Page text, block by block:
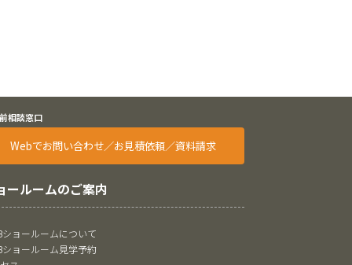
相談窓口
Webでお問い合わせ／お見積依頼／資料請求
ールームのご案内
ョールームについて
ョールーム見学予約